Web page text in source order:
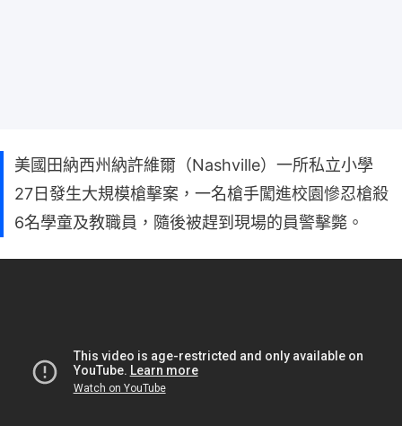
美國田納西州納許維爾（Nashville）一所私立小學
27日發生大規模槍擊案，一名槍手闖進校園慘忍槍殺
6名學童及教職員，隨後被趕到現場的員警擊斃。